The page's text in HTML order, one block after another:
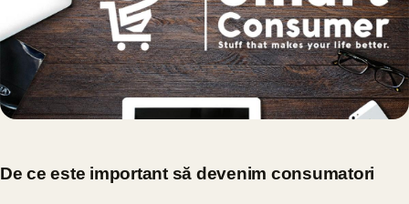
De ce este important să devenim consumatori